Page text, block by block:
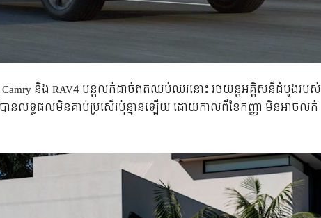
និង RAV4 បន្តលក់ដាច់ឥតឈប់ឈរនោះ រថយន្តអគ្គិសនី​ដំបូងរបស់
ានលទ្ធផលមិនគាប់ប្រសើរប៉ុន្មានឡើយ ដោយកាលពីខែកញ្ញា មិនអាចលក់